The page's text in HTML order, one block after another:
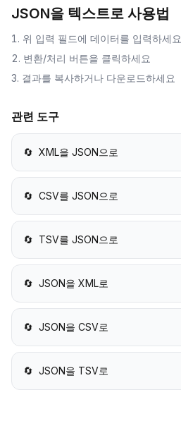
JSON을 텍스트로 사용법
위 입력 필드에 데이터를 입력하세요
변환/처리 버튼을 클릭하세요
결과를 복사하거나 다운로드하세요
관련 도구
🔄 XML을 JSON으로
🔄 CSV를 JSON으로
🔄 TSV를 JSON으로
🔄 JSON을 XML로
🔄 JSON을 CSV로
🔄 JSON을 TSV로